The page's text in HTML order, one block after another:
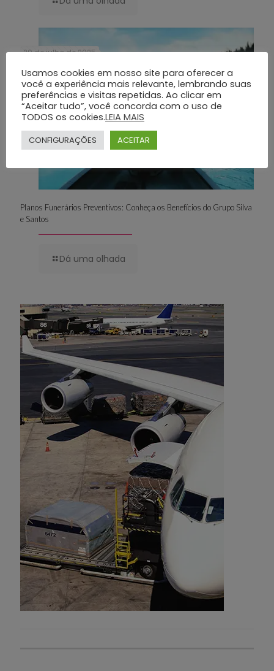
29 de julho de 2025
Planos Funerários Preventivos: Conheça os Benefícios do Grupo Silva
e Santos
Dá uma olhada
Usamos cookies em nosso site para oferecer a
você a experiência mais relevante, lembrando suas
preferências e visitas repetidas. Ao clicar em
“Aceitar tudo”, você concorda com o uso de
TODOS os cookies.LEIA MAIS
CONFIGURAÇÕES ACEITAR